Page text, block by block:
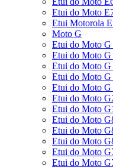
Etui do Moto
Etui Motorola
Moto G
Etui do Moto G
Etui do Moto G
Etui do Moto G
Etui do Moto G
Etui do Moto G
Etui do Moto
Etui do Moto
Etui do Moto
Etui do Moto
Etui do Moto
Etui do Moto
Etui do Moto